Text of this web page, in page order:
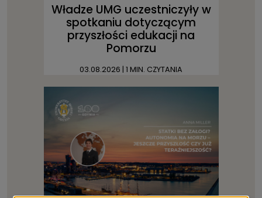
Władze UMG uczestniczyły w
spotkaniu dotyczącym
przyszłości edukacji na
Pomorzu
03.08.2026 | 1 MIN. CZYTANIA